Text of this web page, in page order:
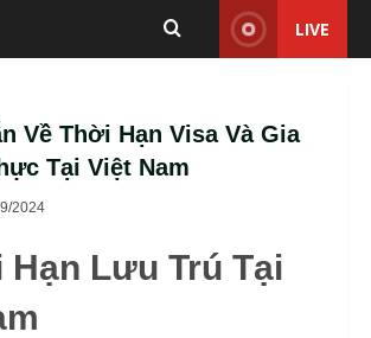
LIVE
Về Thời Hạn Visa Và Gia
Tại Việt Nam
2024
Hạn Lưu Trú Tại